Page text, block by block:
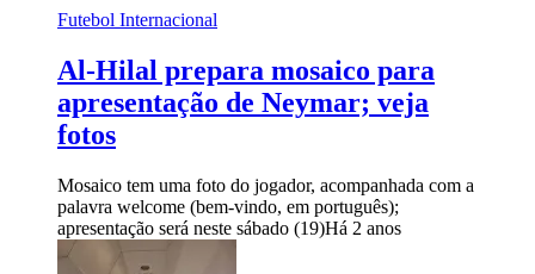
Futebol Internacional
Al-Hilal prepara mosaico para
apresentação de Neymar; veja
fotos
Mosaico tem uma foto do jogador, acompanhada com a
palavra welcome (bem-vindo, em português);
apresentação será neste sábado (19)Há 2 anos